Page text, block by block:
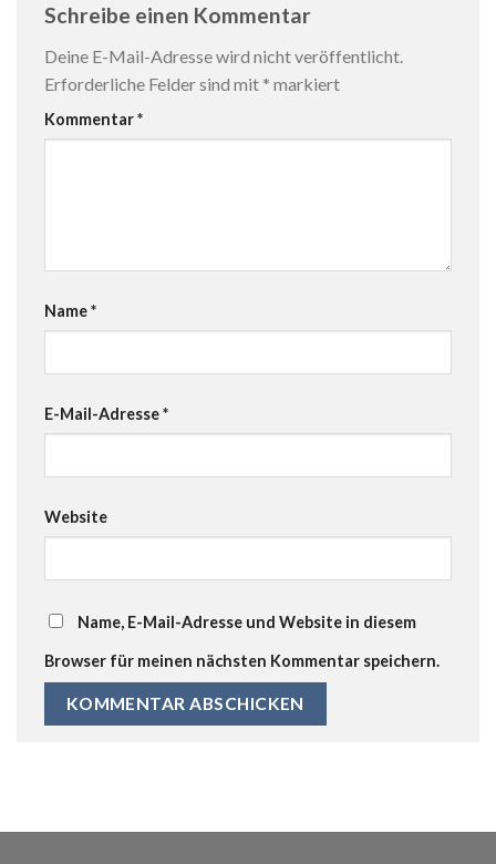
Schreibe einen Kommentar
Deine E-Mail-Adresse wird nicht veröffentlicht.
Erforderliche Felder sind mit * markiert
Kommentar*
Name*
E-Mail-Adresse*
Website
Name, E-Mail-Adresse und Website in diesem
Browser für meinen nächsten Kommentar speichern.